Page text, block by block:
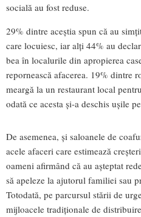
socială au fost reduse.
29% dintre aceștia spun că au
care locuiesc, iar alți 44% au
bea în localurile din apropierea
repornească afacerea. 19% dintre
meargă la un restaurant local
odată ce acesta și-a deschis ușile
De asemenea, și saloanele de
acele afaceri care estimează
oameni afirmând că au așteptat
să apeleze la ajutorul familiei sau
Totodată, pe parcursul stării de
mijloacele tradiționale de